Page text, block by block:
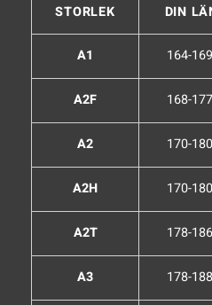
STORLEK DIN
A1 164-
A2F 168-
A2 170-
A2H 170-
A2T 178-
A3 178-